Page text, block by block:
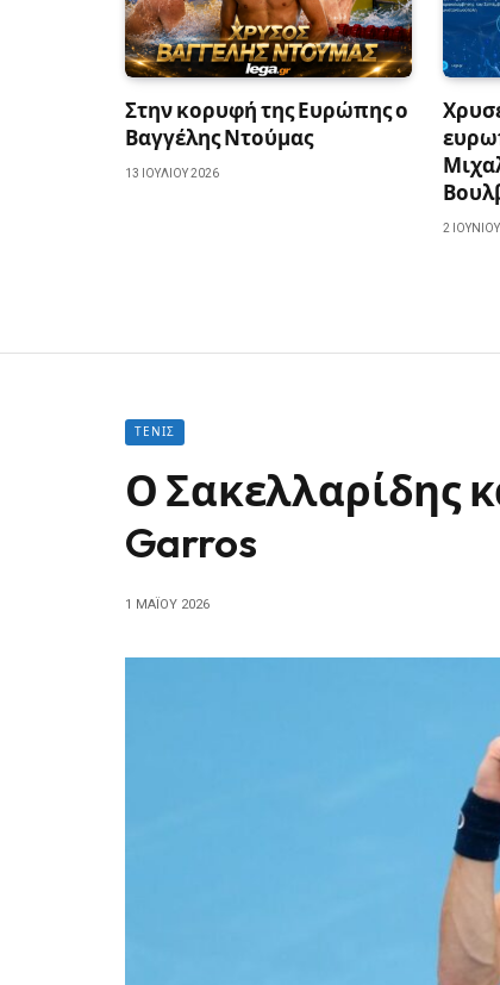
Στην κορυφή της Ευρώπης ο
Βαγγέλης Ντούμας
13 ΙΟΥΛΊΟΥ 2026
2
ΤΈΝΙΣ
Ο Σακελλαρίδης
Garros
1 ΜΑΪ́ΟΥ 2026